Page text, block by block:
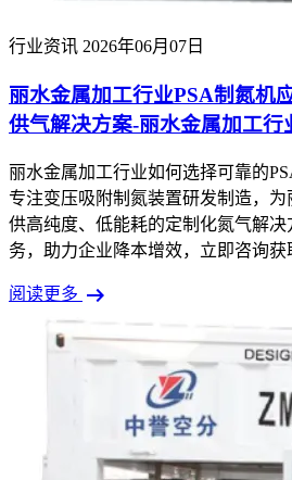
行业资讯 2026年06月07日
丽水金属加工行业PSA制氮机
供气解决方案-丽水金属加工行
丽水金属加工行业如何选择可靠的
专注变压吸附制氮装置研发制造，
供高纯度、低能耗的定制化氮气解
务，助力企业降本增效，立即咨询获
阅读更多 arrow_right_alt